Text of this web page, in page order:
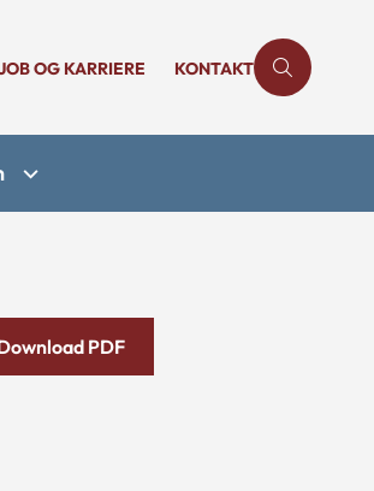
OG KARRIERE KONTAKT
PDF